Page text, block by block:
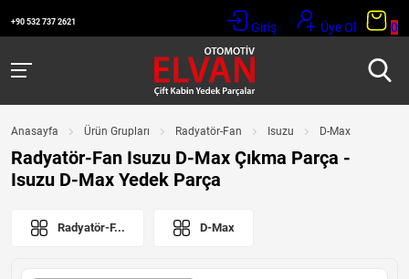
+90 532 737 2621 Giriş Üye Ol 0
Anasayfa Ürün Grupları Radyatör-Fan Isuzu D-Max
Radyatör-Fan Isuzu D-Max Çıkma Parça -
Isuzu D-Max Yedek Parça
Radyatör-F... D-Max